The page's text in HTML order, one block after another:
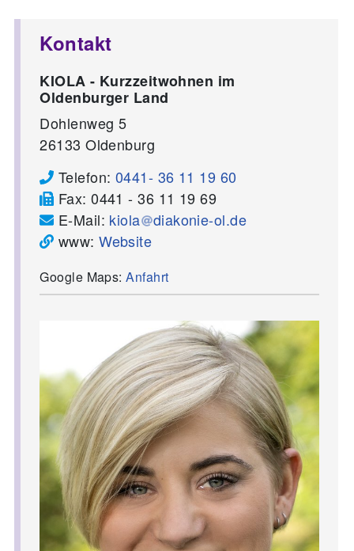
Kontakt
KIOLA - Kurzzeitwohnen im
Oldenburger Land
Dohlenweg 5
26133 Oldenburg
Telefon: 0441- 36 11 19 60
Fax:0441 - 36 11 19 69
E-Mail: kiola
diakonie-ol.de
www:Website
Google Maps:Anfahrt